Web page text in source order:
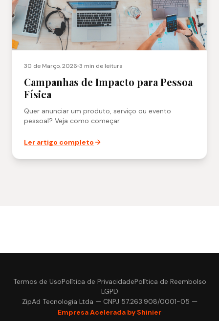
30 de Março, 2026 3 min de leitura
Campanhas de Impacto para Pessoa
Física
Quer anunciar um produto, serviço ou evento
pessoal? Veja como começar.
Ler artigo completo
Termos de UsoPolítica de PrivacidadePolítica de Reembolso
LGPD
ZipAd Tecnologia Ltda — CNPJ 57.263.908/0001-05 —
Empresa Acelerada by Shinier